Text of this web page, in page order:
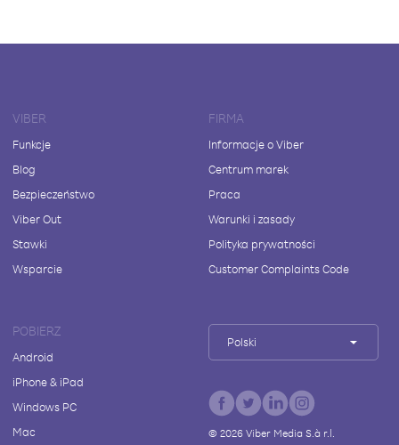
VIBER
Funkcje
Blog
Bezpieczeństwo
Viber Out
Stawki
Wsparcie
FIRMA
Informacje o Viber
Centrum marek
Praca
Warunki i zasady
Polityka prywatności
Customer Complaints Code
POBIERZ
Android
iPhone & iPad
Windows PC
Mac
Polski
© 2026Viber Media S.à r.l.